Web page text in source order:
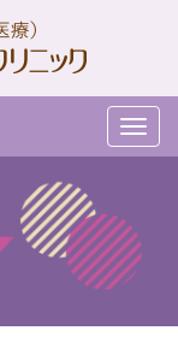
メ
ニ